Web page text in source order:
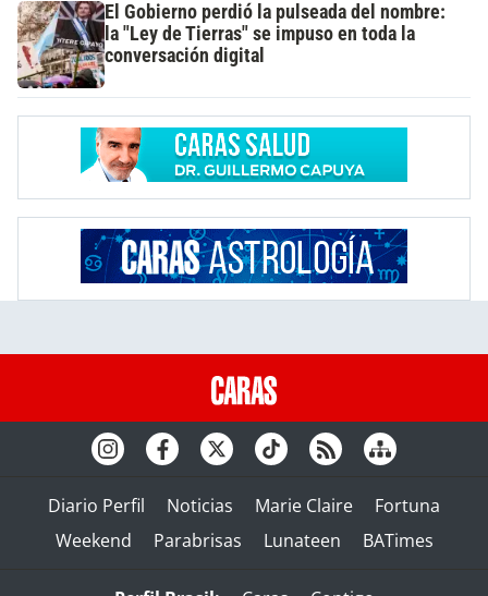
El Gobierno perdió la pulseada del nombre:
la "Ley de Tierras" se impuso en toda la
conversación digital
Diario Perfil Noticias Marie Claire
Fortuna
Weekend
Parabrisas Lunateen BATimes